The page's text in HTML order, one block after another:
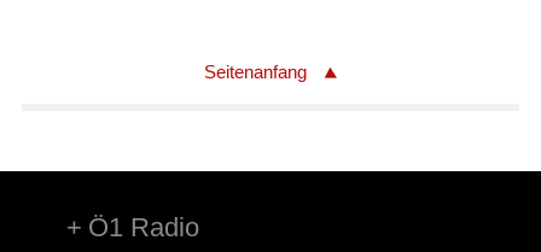
Seitenanfang
Ö1 Radio